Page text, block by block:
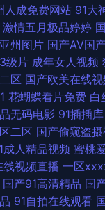
91白丝国产 97精品自拍
屏 欧美成人AB 人妻人人
噜福利导航 成人av五月花
交 青青伊人视频 无码专区
天涯91社区 另类综合变
激小视频 91探花黑丝视
人成免费网站 91大
激情五月极品婷婷
州图片 国产AV国
级片 成年女人视频
区 国产欧美在线视
花蝴蝶看片免费 白
无码电影 91插插库
二区 国产偷窥盗
成人精品视频 蜜桃
线视频直播 一区
国产91高清精品 国
91自拍在线观看